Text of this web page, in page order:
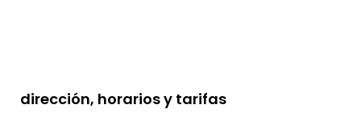
dirección, horarios y tarifas